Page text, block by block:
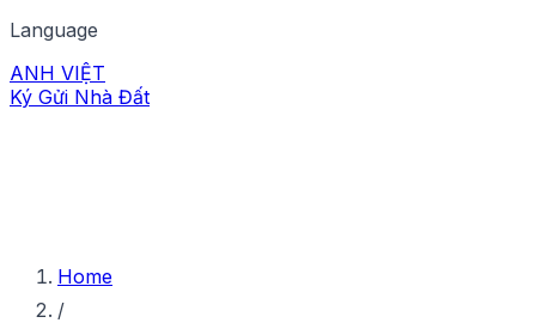
Language
ANH VIỆT
Ký Gửi Nhà Đất
Home
/